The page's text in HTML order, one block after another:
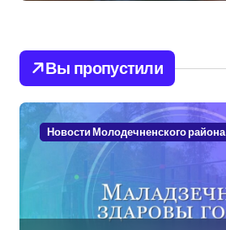
Вы пропустили
Новости Молодечненского района